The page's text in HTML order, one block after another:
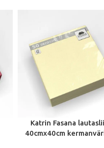
Katrin Fasana
40cmx40cm